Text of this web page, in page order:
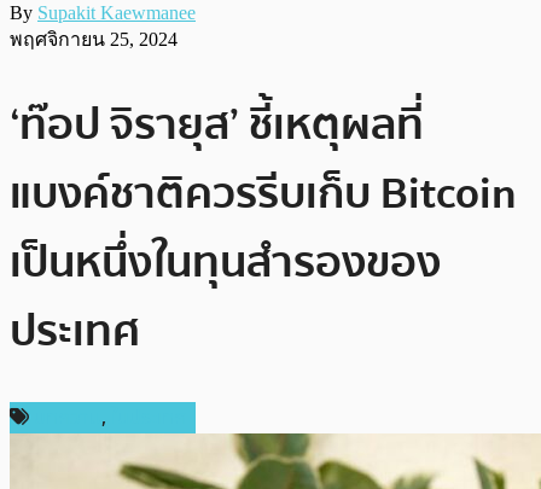
By Supakit Kaewmanee
พฤศจิกายน 25, 2024
‘ท๊อป จิรายุส’ ชี้เหตุผลที่
แบงค์ชาติควรรีบเก็บ Bitcoin
เป็นหนึ่งในทุนสำรองของ
ประเทศ
,